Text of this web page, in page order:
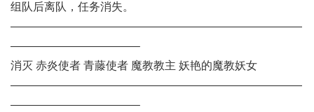
组队后离队，任务消失。
——————————————————————————
———————————–
消灭 赤炎使者 青藤使者 魔教教主 妖艳的魔教妖女
——————————————————————————
———————————–